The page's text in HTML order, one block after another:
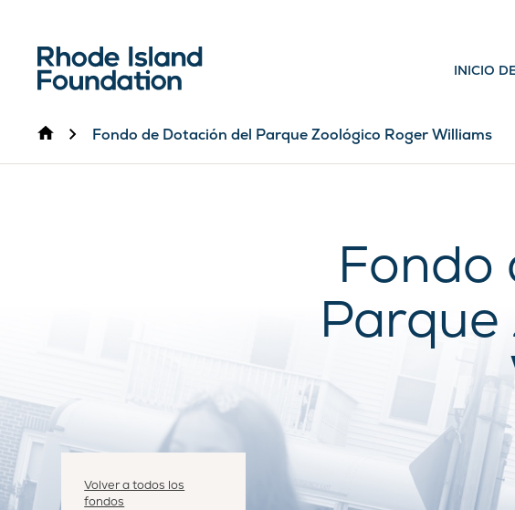
INICIO
InicioFondo de Dotación del Parque Zoológico Roger Williams
Fondo
Parque
Volver a todos los
fondos